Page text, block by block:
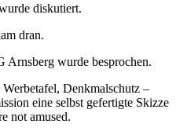
diskutiert.
dran.
Arnsberg wurde besprochen.
Denkmalschutz –
eine selbst gefertigte Skizze
not amused.